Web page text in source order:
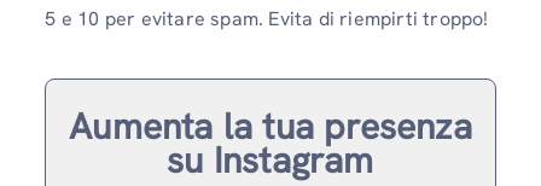
5 e 10 per evitare spam. Evita di riempirti troppo!
Aumenta la tua presenza
su Instagram